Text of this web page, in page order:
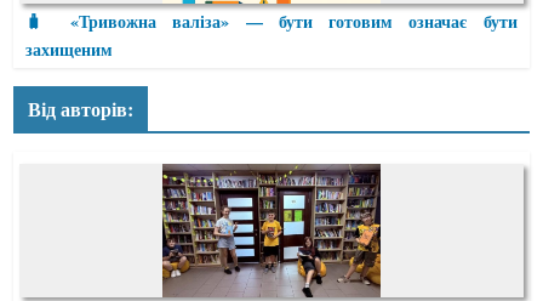
🧳 «Тривожна валіза» — бути готовим означає бути
захищеним
Від авторів: